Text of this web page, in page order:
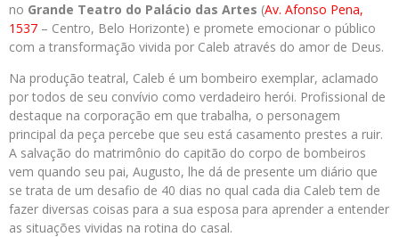
no Grande Teatro do Palácio das Artes (Av. Afonso Pena,
1537 – Centro, Belo Horizonte) e promete emocionar o público
com a transformação vivida por Caleb através do amor de Deus.
Na produção teatral, Caleb é um bombeiro exemplar, aclamado
por todos de seu convívio como verdadeiro herói. Profissional de
destaque na corporação em que trabalha, o personagem
principal da peça percebe que seu está casamento prestes a ruir.
A salvação do matrimônio do capitão do corpo de bombeiros
vem quando seu pai, Augusto, lhe dá de presente um diário que
se trata de um desafio de 40 dias no qual cada dia Caleb tem de
fazer diversas coisas para a sua esposa para aprender a entender
as situações vividas na rotina do casal.